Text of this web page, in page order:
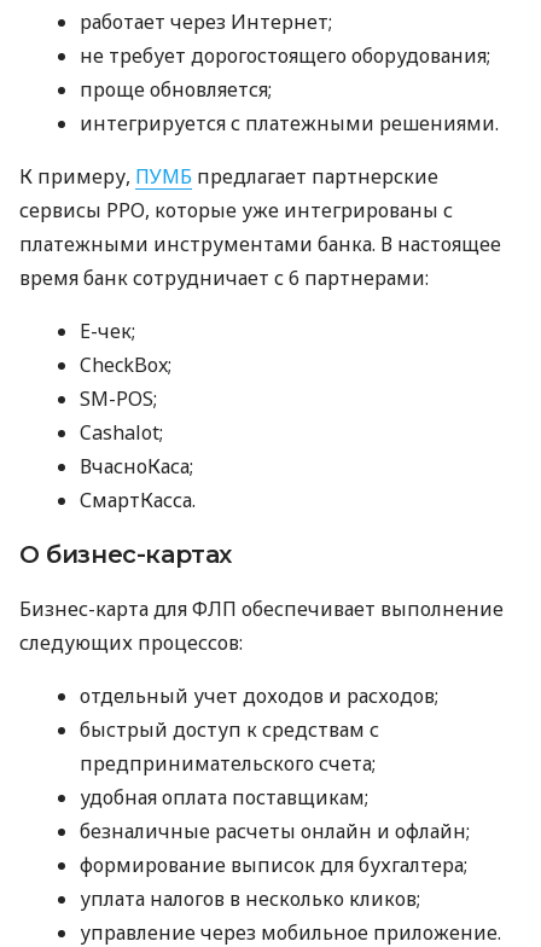
работает через Интернет;
не требует дорогостоящего оборудования;
проще обновляется;
интегрируется с платежными решениями.
К примеру, ПУМБ предлагает партнерские
сервисы РРО, которые уже интегрированы с
платежными инструментами банка. В настоящее
время банк сотрудничает с 6 партнерами:
E-чек;
CheckBox;
SM-POS;
Cashalot;
ВчасноКаса;
СмартКасса.
О бизнес-картах
Бизнес-карта для ФЛП обеспечивает выполнение
следующих процессов:
отдельный учет доходов и расходов;
быстрый доступ к средствам с
предпринимательского счета;
удобная оплата поставщикам;
безналичные расчеты онлайн и офлайн;
формирование выписок для бухгалтера;
уплата налогов в несколько кликов;
управление через мобильное приложение.